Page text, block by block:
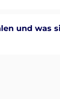
und was